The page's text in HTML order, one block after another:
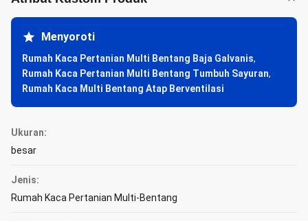
Menyoroti
Rumah Kaca Pertanian Multi Bentang Baja Galvanis,
Rumah Kaca Pertanian Multi Bentang Tumbuh Sayuran,
Rumah Kaca Multi Bentang Atap Berventilasi
Ukuran:
besar
Jenis:
Rumah Kaca Pertanian Multi-Bentang